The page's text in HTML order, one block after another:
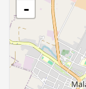
-